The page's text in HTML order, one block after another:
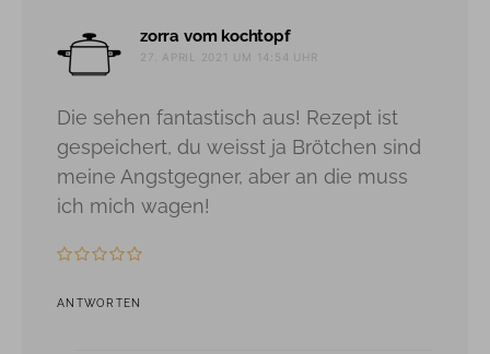
zorra vom kochtopfsagt:
27. APRIL 2021 UM 14:54 UHR
Die sehen fantastisch aus! Rezept ist
gespeichert, du weisst ja Brötchen sind
meine Angstgegner, aber an die muss
ich mich wagen!
ANTWORTEN